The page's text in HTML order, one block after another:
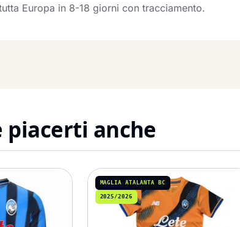
Europa in 8-18 giorni con tracciamento.
piacerti anche
MAGLIA ATALANTA BC
2025/2026